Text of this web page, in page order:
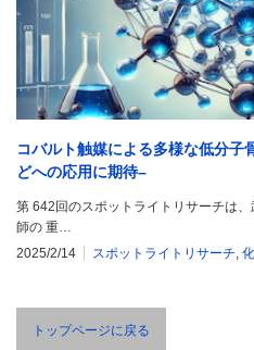
コバルト触媒による多様な低分子
どへの応用に期待–
第 642回のスポットライトリサーチは
師の 重…
2025/2/14
スポットライトリサーチ,
トップページに戻る